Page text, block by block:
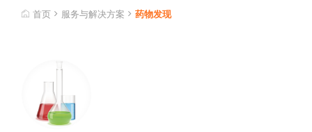
首页 服务与解决方案 药物发现